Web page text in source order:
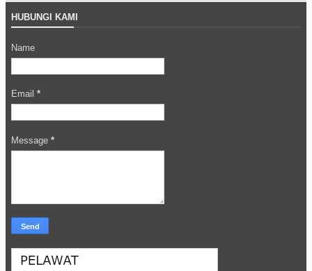
HUBUNGI KAMI
Name
Email *
Message *